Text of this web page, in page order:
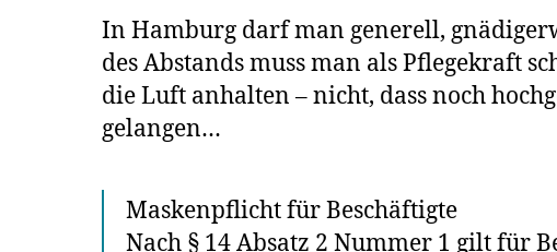
In Hamburg darf man generell,
des Abstands muss man als Pflegekraft
die Luft anhalten – nicht, dass noch
gelangen…
Maskenpflicht für Beschäftigte
Nach § 14 Absatz 2 Nummer 1 gilt für